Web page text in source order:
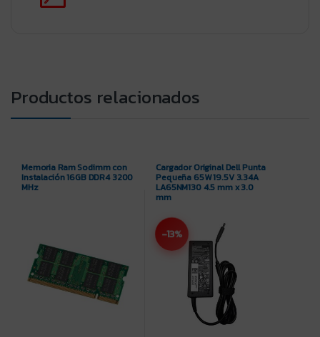
Productos relacionados
Memoria Ram Sodimm con
Instalación 16GB DDR4 3200
MHz
Cargador Original Dell Punta
Pequeña 65W 19.5V 3.34A
LA65NM130 4.5 mm x 3.0
mm
-13%